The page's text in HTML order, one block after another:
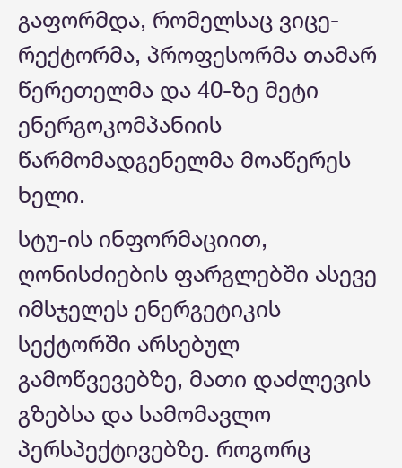
გაფორმდა, რომელსაც ვიცე-
რექტორმა, პროფესორმა თამარ
წერეთელმა და 40-ზე მეტი
ენერგოკომპანიის
წარმომადგენელმა მოაწერეს
ხელი.
სტუ-ის ინფორმაციით,
ღონისძიების ფარგლებში ასევე
იმსჯელეს ენერგეტიკის
სექტორში არსებულ
გამოწვევებზე, მათი დაძლევის
გზებსა და სამომავლო
პერსპექტივებზე. როგორც